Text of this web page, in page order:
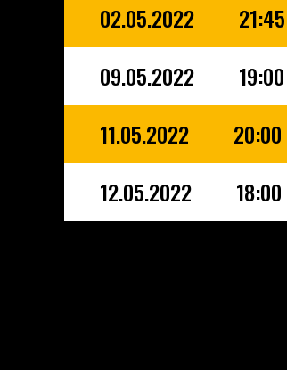
02.05.2022 21:45
09.05.2022 19:00
11.05.2022 20:00
12.05.2022 18:00